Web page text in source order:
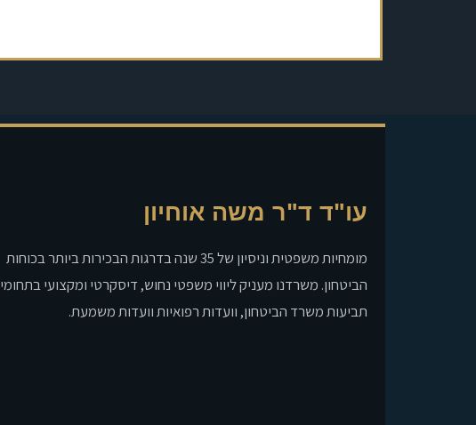
עו"ד ד"ר משה אוחיון
מומחיות משפטית וניסיון של 35 שנה בדרגות הבכירות ביותר בכוחות
הביטחון. משרדנו מעניק ליווי משפטי נחוש, דיסקרטי ומקצועי בתחומי
תביעות משרד הביטחון, וועדות רפואיות וועדות משמעת.